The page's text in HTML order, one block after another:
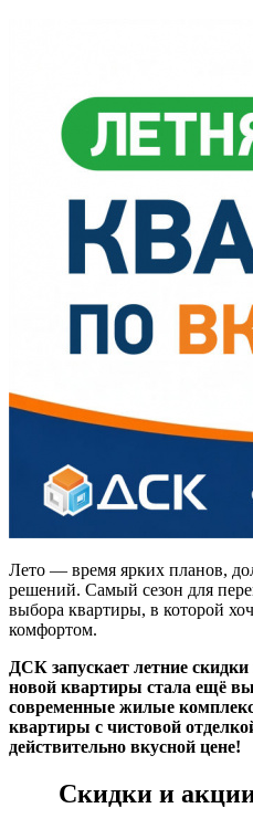
Лето — время ярких планов,
решений. Самый сезон для
выбора квартиры, в которой
комфортом.
ДСК запускает летние
новой квартиры стала ещё
современные жилые
квартиры с чистовой
действительно вкусной цене!
Скидки и